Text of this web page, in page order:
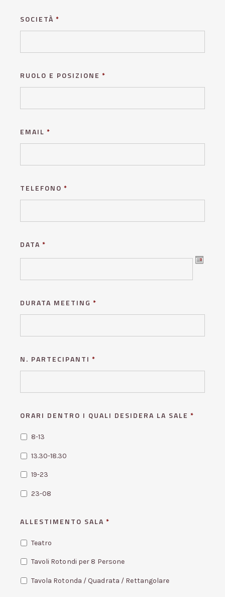
SOCIETÀ *
RUOLO E POSIZIONE *
EMAIL *
TELEFONO *
DATA *
data:GG
slash
AAAA
DURATA MEETING *
N. PARTECIPANTI *
ORARI DENTRO I QUALI DESIDERA LA SALE *
8-13
13.30-18.30
19-23
23-08
ALLESTIMENTO SALA *
Teatro
Tavoli Rotondi per 8 Persone
Tavola Rotonda / Quadrata / Rettangolare